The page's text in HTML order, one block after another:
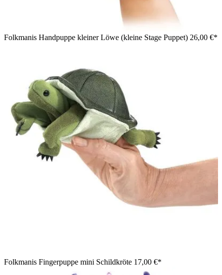
Folkmanis Handpuppe kleiner Löwe (kleine Stage Puppet) 26,00 €*
Folkmanis Fingerpuppe mini Schildkröte 17,00 €*